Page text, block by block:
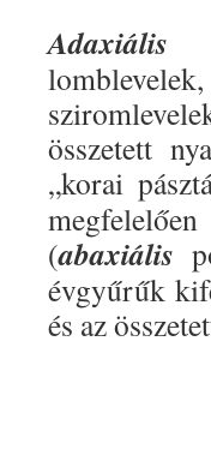
Adaxiális
összetett
„korai
(abaxiális
évgyűrűk
és az